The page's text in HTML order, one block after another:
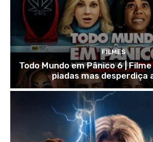
FILMES
Todo Mundo em Pânico 6 |
piadas mas desperdiça